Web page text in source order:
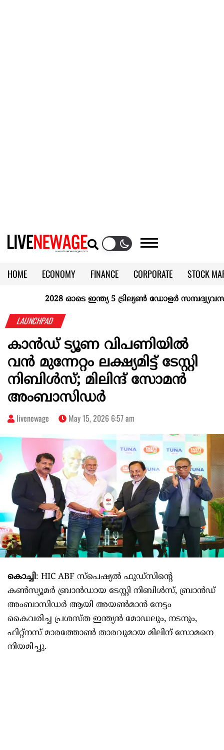
HOME ECONOMY FINANCE CORPORATE
STOCK
KERALA @70
2028 ഓടെ ഇന്ത്യ 5 ട്രില്യണ്‍ ഡോളര്‍
LAUNCHPAD
കാൻഡ് ട്യൂണ വിപണിയിൽ
വൻ മുന്നേറ്റം ലക്ഷ്യമിട്ട് ടേസ്റ്റി
നിബിൾസ്; മിലിന്ദ് സോമൻ
അംബാസിഡർ
livenewage May 15, 2026 6:57 am
കൊച്ചി: HIC ABF സ്‌പെഷ്യൽ ഫുഡ്‌സിന്റെ
കൺസ്യൂമർ ബ്രാൻഡായ ടേസ്റ്റി നിബിൾസ്, ബ്രാൻഡ്
അംബാസിഡർ ആയി അയൺമാൻ നേട്ടം
കൈവരിച്ച പ്രശസ്ത ഇന്ത്യൻ മോഡലും, നടനും,
ഫിറ്റ്‌നസ് മാരത്തോൺ താരവുമായ മിലിന് സോമനെ
നിയമിച്ചു.